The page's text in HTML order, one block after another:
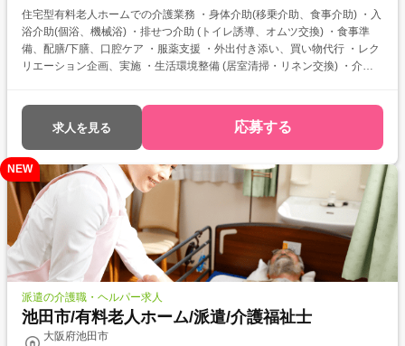
住宅型有料老人ホームでの介護業務 ・身体介助(移乗介助、食事介助) ・入
浴介助(個浴、機械浴) ・排せつ介助 (トイレ誘導、オムツ交換) ・食事準
備、配膳/下膳、口腔ケア ・服薬支援 ・外出付き添い、買い物代行 ・レク
リエーション企画、実施 ・生活環境整備 (居室清掃・リネン交換) ・介護
求人を見る 応募する
NEW
派遣の介護職・ヘルパー求人
池田市/有料老人ホーム/派遣/介護福祉士
大阪府池田市